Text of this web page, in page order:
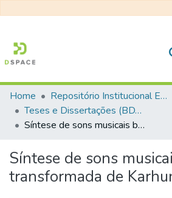
Communities & Collections
All of DSpace
Statistics
Home
Repositório Institucional EESC
Teses e Dissertações (BDTD USP)
Síntese de sons musicais baseada na transformada de Karhunen-Loève
Síntese de sons
transformada de